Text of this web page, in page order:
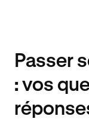
Passer
: vos